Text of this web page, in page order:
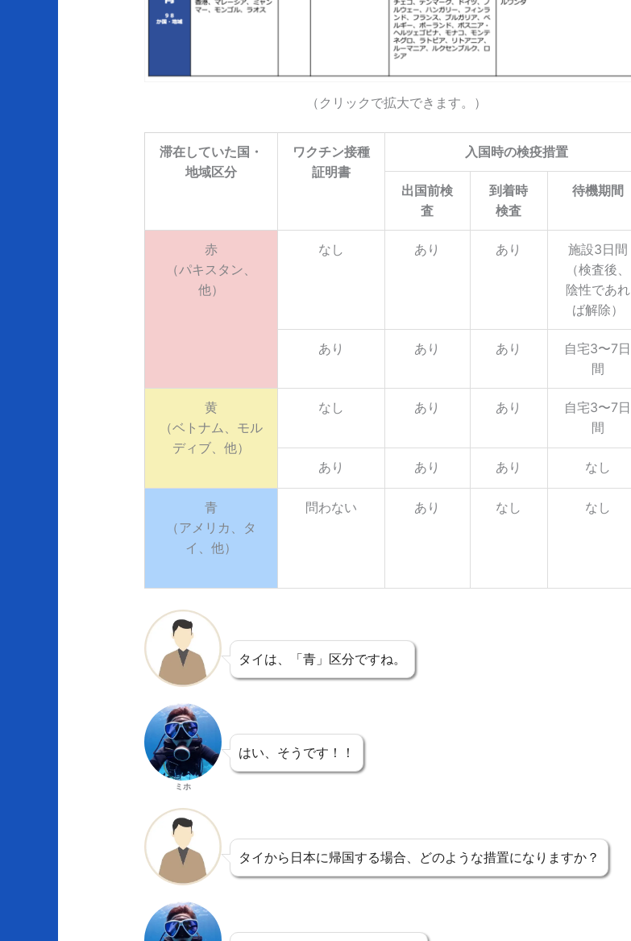
（クリックで拡大できます。）
滞在していた国・
地域区分
ワクチン接種
証明書
入国時の検疫措置
出国前検
査
到着時
検査
待機期間
赤
（パキスタン、
他）
なし あり あり
施設3日間
（検査後、
陰性であれ
ば解除）
あり あり あり
自宅3〜7日
間
黄
（ベトナム、モル
ディブ、他）
なし あり あり
自宅3〜7日
間
あり あり あり なし
青
（アメリカ、タ
イ、他）
問わない あり なし なし
タイは、「青」区分ですね。
ミホ
はい、そうです！！
タイから日本に帰国する場合、どのような措置になりますか？